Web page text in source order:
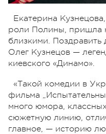
Екатерина
роли Полины, пришла
близкими.
Олег Кузнецов —
киевского «Динамо».
«Такой комедии в
фильма
много юмора,
сюжетную линию,
главное, — историю